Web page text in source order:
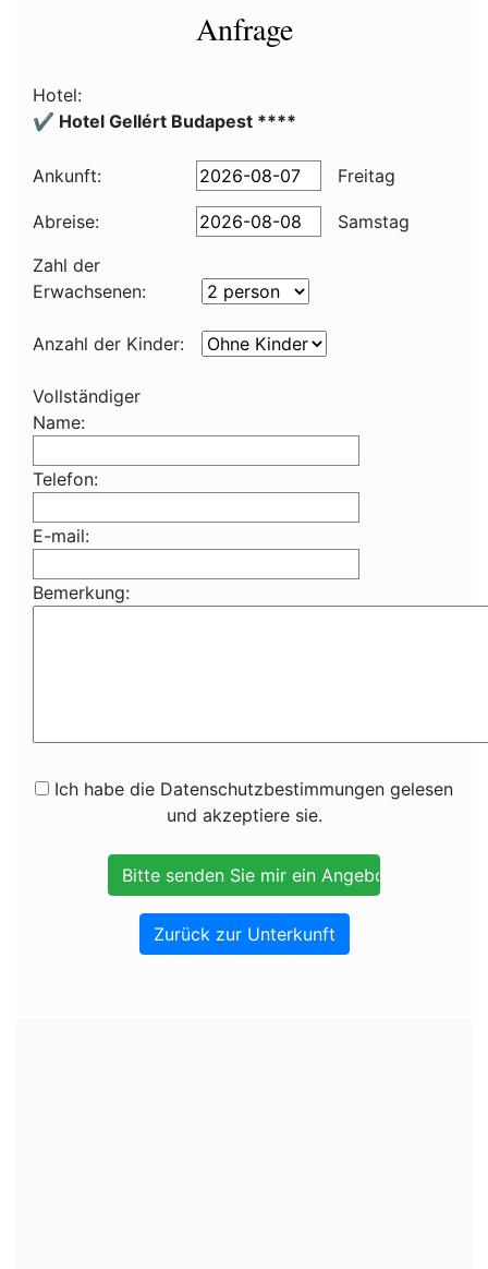
Anfrage
Hotel:
✔️ Hotel Gellért Budapest ****
Ankunft: Freitag
Abreise:
Samstag
Zahl der
Erwachsenen:
Anzahl der Kinder:
Vollständiger
Name:
Telefon:
E-mail:
Bemerkung:
Ich habe die Datenschutzbestimmungen gelesen
und akzeptiere sie.
Zurück zur Unterkunft